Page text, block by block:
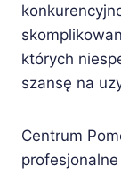
których
szansę na
Centrum